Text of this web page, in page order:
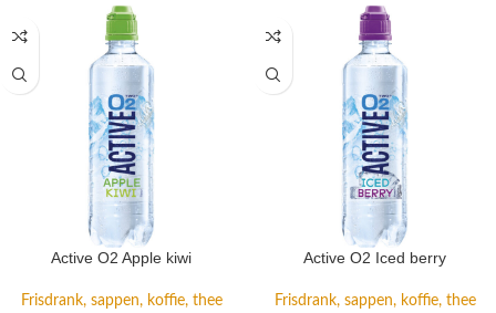
Active O2 Apple kiwi
Frisdrank, sappen, koffie, thee
Active O2 Iced berry
Frisdrank, sappen, koffie, thee